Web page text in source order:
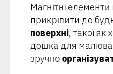
Магнітні
прикріпити до
поверхні, такої як
дошка для
зручно